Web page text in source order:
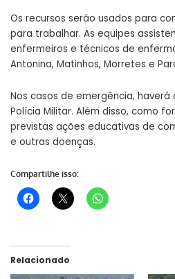
Os recursos serão usados para
para trabalhar. As equipes
enfermeiros e técnicos de
Antonina, Matinhos, Morretes e
Nos casos de emergência,
Polícia Militar. Além disso, como
previstas ações educativas de
e outras doenças.
Compartilhe isso:
Relacionado